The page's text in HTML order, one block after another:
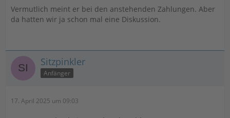
Vermutlich meint er bei den anstehenden Zahlungen. Aber
da hatten wir ja schon mal eine Diskussion.
Sitzpinkler
Anfänger
17. April 2025 um 09:03